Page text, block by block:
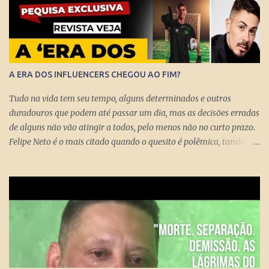
A ERA DOS INFLUENCERS CHEGOU AO FIM?
Tudo na vida tem seu tempo, alguns determinados e outros
duradouros que podem até passar um dia, mas as decisões erradas
de alguns não vão atingir a todos, pelo menos não no curto prazo.
Felipe Neto é o mais citado quando o quesito é polêmica, também
imediatamente, mas com certeza isso pode chegar para muitos
logo logo. A Rede Mundial de Computadores permite que cada
cidadão tenha seus próprios meios de comunicação, seja um canal,
uma rádio online, blog ou mesmo perfis nas redes sociais que
levem qualquer mensagem para dezenas, centenas, milhares e até